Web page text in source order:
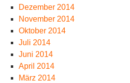
Dezember 2014
November 2014
Oktober 2014
Juli 2014
Juni 2014
April 2014
März 2014